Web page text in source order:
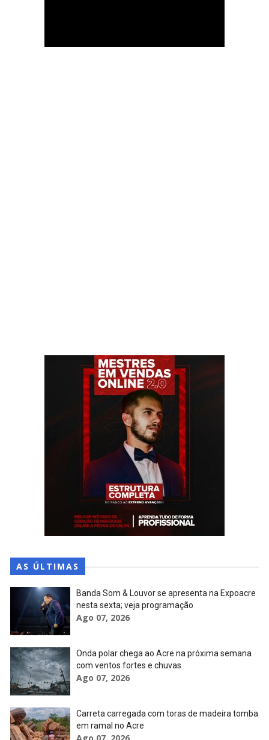
AS ÚLTIMAS
Banda Som & Louvor se apresenta na Expoacre
nesta sexta; veja programação
Ago 07, 2026
Onda polar chega ao Acre na próxima semana
com ventos fortes e chuvas
Ago 07, 2026
Carreta carregada com toras de madeira tomba
em ramal no Acre
Ago 07, 2026